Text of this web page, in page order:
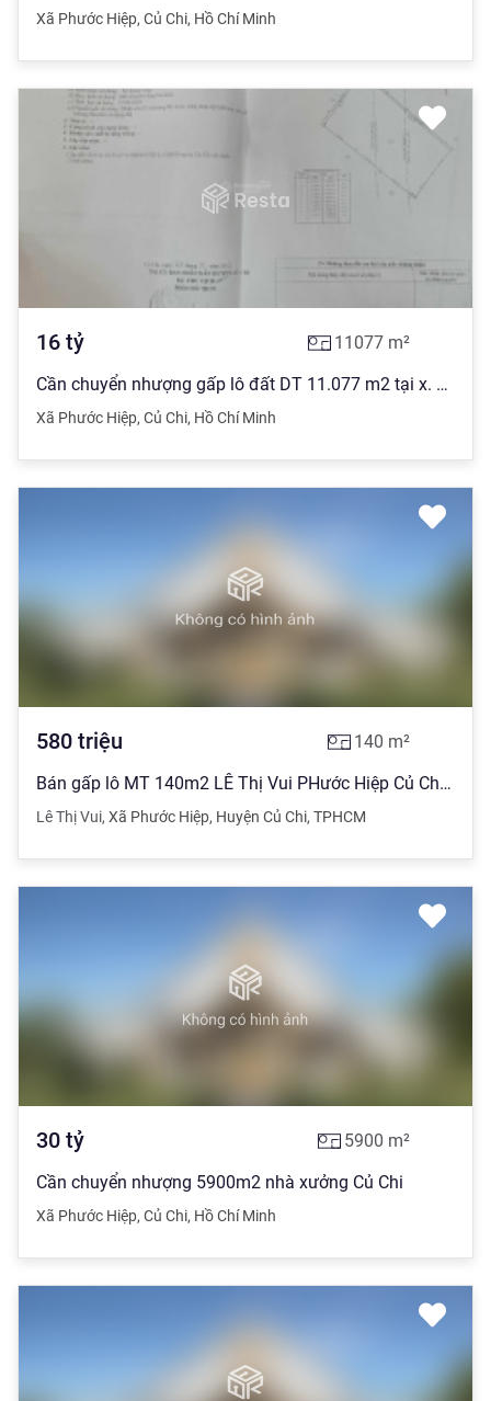
Xã Phước Hiệp, Củ Chi, Hồ Chí Minh
16 tỷ 11077 m²
Cần chuyển nhượng gấp lô đất DT 11.077 m2 tại x. Phước Hiệp. Sổ đỏ chính chủ, ô tô tận nơi
Xã Phước Hiệp, Củ Chi, Hồ Chí Minh
580 triệu 140 m²
Bán gấp lô MT 140m2 LÊ Thị Vui PHước Hiệp Củ Chi chỉ 580tr
Lê Thị Vui, Xã Phước Hiệp, Huyện Củ Chi, TPHCM
30 tỷ 5900 m²
Cần chuyển nhượng 5900m2 nhà xưởng Củ Chi
Xã Phước Hiệp, Củ Chi, Hồ Chí Minh